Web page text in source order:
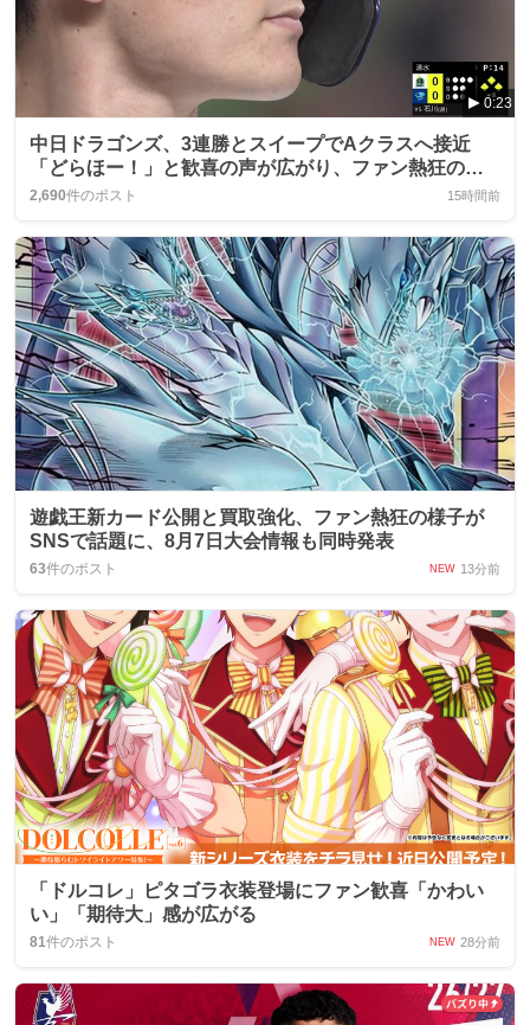
0:23
中日ドラゴンズ、3連勝とスイープでAクラスへ接近
「どらほー！」と歓喜の声が広がり、ファン熱狂の渦
が巻き起こる
2,690件のポスト 15時間前
遊戯王新カード公開と買取強化、ファン熱狂の様子が
SNSで話題に、8月7日大会情報も同時発表
63件のポスト NEW 13分前
「ドルコレ」ピタゴラ衣装登場にファン歓喜「かわい
い」「期待大」感が広がる
81件のポスト NEW 28分前